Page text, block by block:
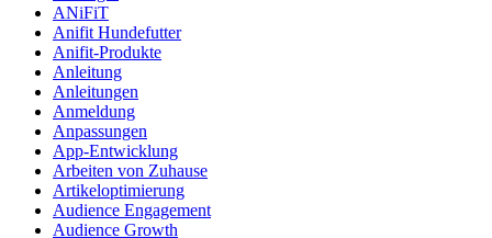
ANiFiT
Anifit Hundefutter
Anifit-Produkte
Anleitung
Anleitungen
Anmeldung
Anpassungen
App-Entwicklung
Arbeiten von Zuhause
Artikeloptimierung
Audience Engagement
Audience Growth